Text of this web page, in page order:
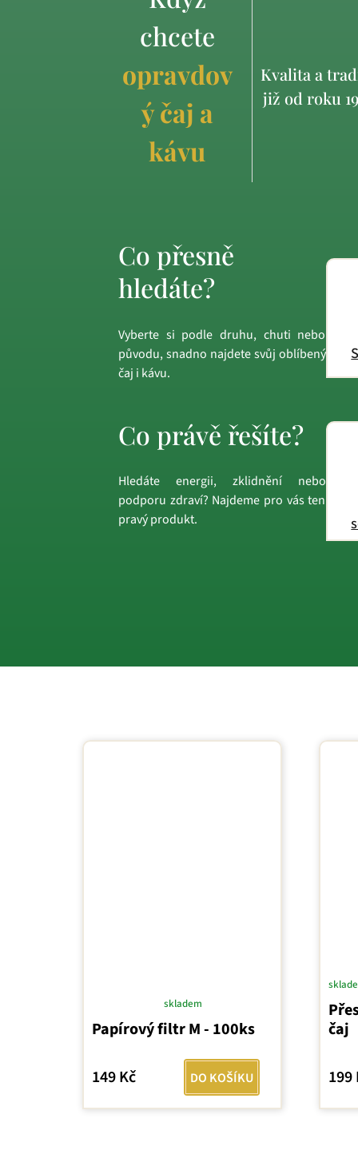
chcete
opravdov
ý čaj a
kávu
Kvalita a
již od roku
Co přesně
hledáte?
Vyberte si podle druhu, chuti nebo
původu, snadno najdete svůj oblíbený
čaj i kávu.
Co právě řešíte?
Hledáte energii, zklidnění nebo
podporu zdraví? Najdeme pro vás ten
pravý produkt.
Papírový filtr M - 100ks
hodnocení
je
z
skladem
149 Kč DO KOŠÍKU
čaj
199